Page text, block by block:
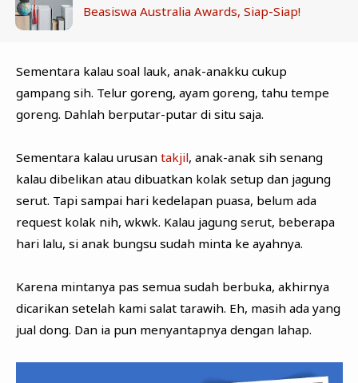
Beasiswa Australia Awards, Siap-Siap!
Sementara kalau soal lauk, anak-anakku cukup
gampang sih. Telur goreng, ayam goreng, tahu tempe
goreng. Dahlah berputar-putar di situ saja.
Sementara kalau urusan takjil, anak-anak sih senang
kalau dibelikan atau dibuatkan kolak setup dan jagung
serut. Tapi sampai hari kedelapan puasa, belum ada
request kolak nih, wkwk. Kalau jagung serut, beberapa
hari lalu, si anak bungsu sudah minta ke ayahnya.
Karena mintanya pas semua sudah berbuka, akhirnya
dicarikan setelah kami salat tarawih. Eh, masih ada yang
jual dong. Dan ia pun menyantapnya dengan lahap.